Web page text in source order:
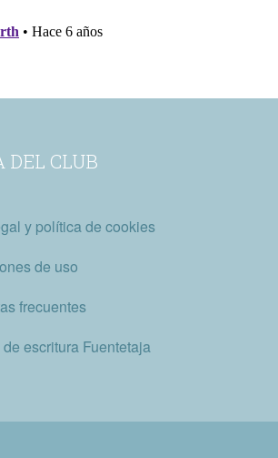
DEL CLUB
y política de cookies
de uso
frecuentes
escritura Fuentetaja